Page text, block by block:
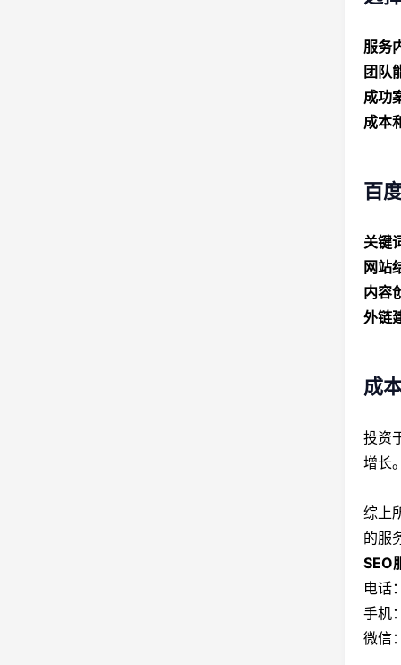
服务
团队
成功
成本
百
关键
网站
内容
外链
成
投资
增长
综上
的服
SEO
电话
手机
微信